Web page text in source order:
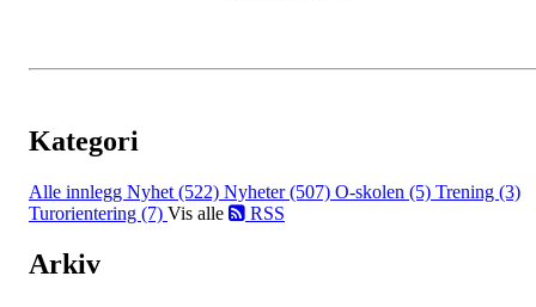
Kategori
Alle innlegg Nyhet (522) Nyheter (507) O-skolen (5) Trening (3)
Turorientering (7) Vis alle RSS
Arkiv